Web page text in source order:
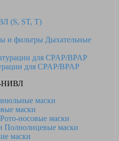
(S, ST, T)
Дыхательные
для CPAP/BPAP
НИВЛ
маски
маски
Рото-носовые маски
Полнолицевые маски
маски